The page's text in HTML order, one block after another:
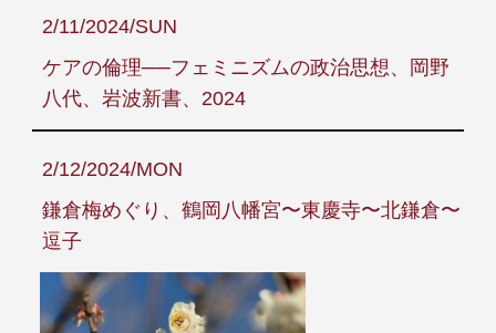
2/11/2024/SUN
ケアの倫理──フェミニズムの政治思想、岡野
八代、岩波新書、2024
2/12/2024/MON
鎌倉梅めぐり、鶴岡八幡宮〜東慶寺〜北鎌倉〜
逗子